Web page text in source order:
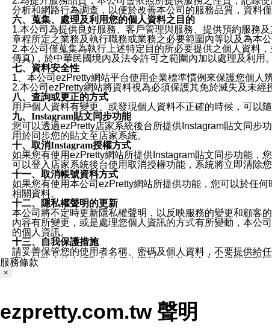
分析和網路行為調查，以便於改善本公司的服務品質，資料
六、蒐集、處理及利用您的個人資料之目的
1.本公司為提供良好服務、客戶管理與服務、提供預約服務
章程所定之業務及執行職務或業務之必要範圍內等以及為本
2.本公司僅蒐集為執行上述特定目的所必要提供之個人資料
傳真)，於中華民國境內及法令許可之範圍內加以處理及利用。
七、資料安全性
1、本公司ezPretty網站平台使用企業標準慣例來保護您個人
2.本公司ezPretty網站將資料視為必須保護其免於滅失及未
八、查詢或更正的方式
用戶個人資料有變更、或發現個人資料不正確的時候，可以
九、Instagram貼文同步功能
您可以透過ezPretty店家系統後台所提供Instagram貼文同步
用於同步您的貼文至店家系統。
十、取消Instagram授權方式
如果您有使用ezPretty網站所提供Instagram貼文同步功能，
可以登入店家系統後台使用取消授權功能，系統將立即清除
十一、取消帳號資料方式
如果您有使用本公司ezPretty網站所提供功能，您可以於任
相關資料。
十二、隱私權聲明的更新
本公司將不定時更新隱私權聲明，以反映服務的變更和顧客
內容有所變更，或是處理您個人資訊的方式有所變動，本公
的個人資訊。
十三、自我保護措施
請妥善保管您的使用者名稱、密碼及個人資料，不要提供給
窗，以防止他人讀取您的個人資料、信件或進入所機關管理區
本公司/本服務將以通知型訊息傳送重要訊息給您。即使未加
本公司/本服務傳送之通知型訊息以對您有效且重要的訊息為
服務條款
×
ezpretty.com.tw 聲明